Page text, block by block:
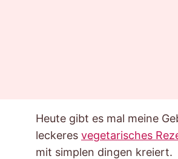
Heute gibt es mal meine
leckeres vegetarisches
mit simplen dingen kreiert.